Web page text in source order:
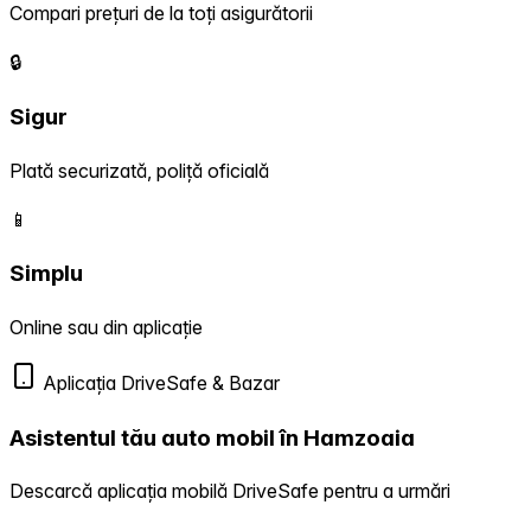
Compari prețuri de la toți asigurătorii
🔒
Sigur
Plată securizată, poliță oficială
📱
Simplu
Online sau din aplicație
Aplicația DriveSafe & Bazar
Asistentul tău auto mobil în Hamzoaia
Descarcă aplicația mobilă DriveSafe pentru a urmări